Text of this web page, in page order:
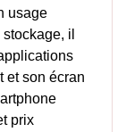
usage
il
et son écran
prix